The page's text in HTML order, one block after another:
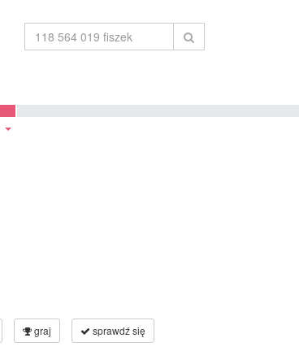
graj sprawdź się